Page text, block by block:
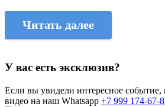
Читать далее
У вас есть эксклюзив?
Если вы увидели интересное
видео на наш Whatsapp +7 999 174-67-